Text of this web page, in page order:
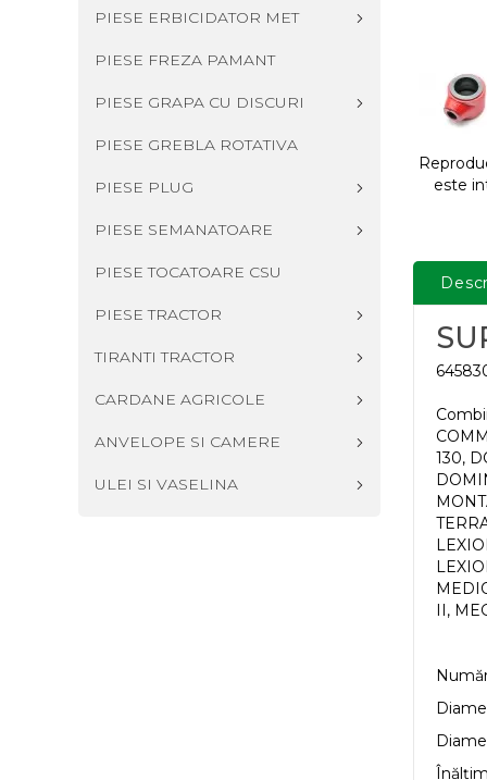
PIESE ERBICIDATOR MET
PIESE FREZA PAMANT
PIESE GRAPA CU DISCURI
PIESE GREBLA ROTATIVA
PIESE PLUG
PIESE SEMANATOARE
PIESE TOCATOARE CSU
PIESE TRACTOR
TIRANTI TRACTOR
CARDANE AGRICOLE
ANVELOPE SI CAMERE
ULEI SI VASELINA
este
130,
II,